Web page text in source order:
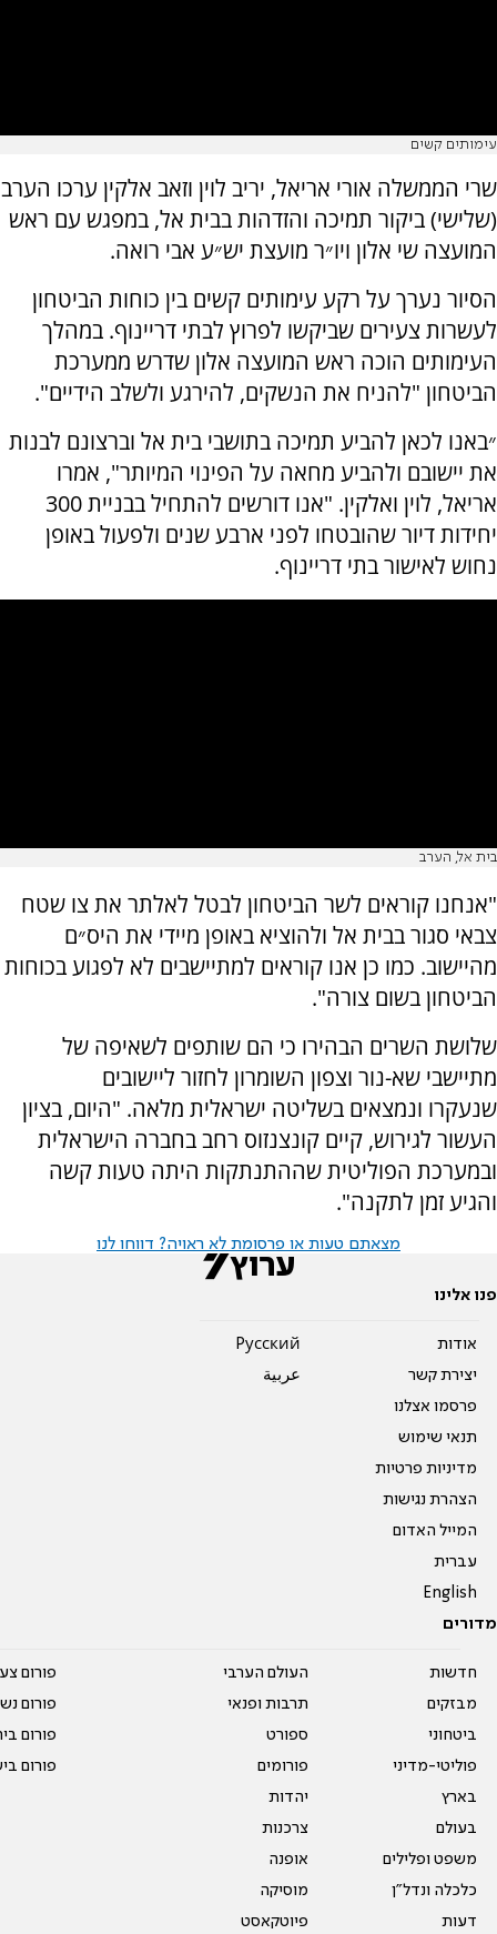
עימותים קשים
שרי הממשלה אורי אריאל, יריב לוין וזאב אלקין ערכו הערב
(שלישי) ביקור תמיכה והזדהות בבית אל, במפגש עם ראש
המועצה שי אלון ויו״ר מועצת יש״ע אבי רואה.
הסיור נערך על רקע עימותים קשים בין כוחות הביטחון
לעשרות צעירים שביקשו לפרוץ לבתי דריינוף. במהלך
העימותים הוכה ראש המועצה אלון שדרש ממערכת
הביטחון "להניח את הנשקים, להירגע ולשלב הידיים".
״באנו לכאן להביע תמיכה בתושבי בית אל וברצונם לבנות
את יישובם ולהביע מחאה על הפינוי המיותר", אמרו
אריאל, לוין ואלקין. "אנו דורשים להתחיל בבניית 300
יחידות דיור שהובטחו לפני ארבע שנים ולפעול באופן
נחוש לאישור בתי דריינוף.
בית אל, הערב
"אנחנו קוראים לשר הביטחון לבטל לאלתר את צו שטח
צבאי סגור בבית אל ולהוציא באופן מיידי את היס״ם
מהיישוב. כמו כן אנו קוראים למתיישבים לא לפגוע בכוחות
הביטחון בשום צורה".
שלושת השרים הבהירו כי הם שותפים לשאיפה של
מתיישבי שא-נור וצפון השומרון לחזור ליישובים
שנעקרו ונמצאים בשליטה ישראלית מלאה. "היום, בציון
העשור לגירוש, קיים קונצנזוס רחב בחברה הישראלית
ובמערכת הפוליטית שההתנתקות היתה טעות קשה
והגיע זמן לתקנה".
מצאתם טעות או פרסומת לא ראויה? דווחו לנו
פנו אלינו
אודות
יצירת קשר
פרסמו אצלנו
תנאי שימוש
מדיניות פרטיות
הצהרת נגישות
המייל האדום
עברית
English
Pусский
عربية
מדורים
חדשות
מבזקים
ביטחוני
פוליטי-מדיני
בארץ
בעולם
משפט ופלילים
כלכלה ונדל"ן
דעות
העולם הערבי
תרבות ופנאי
ספורט
פורומים
יהדות
צרכנות
אופנה
מוסיקה
פיוטקאסט
פורום
פורום
פורום
פורום